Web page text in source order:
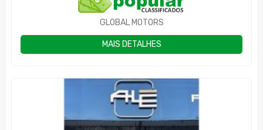
GLOBAL MOTORS
MAIS DETALHES